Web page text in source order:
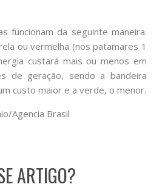
funcionam da seguinte maneira.
ou vermelha (nos patamares 1
custará mais ou menos em
de geração, sendo a bandeira
custo maior e a verde, o menor.
Agencia Brasil
ARTIGO?